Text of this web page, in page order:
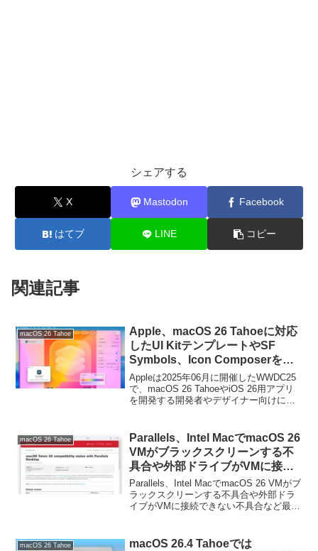
シェアする
X Mastodon Facebook
はてブ LINE コピー
関連記事
macOS 26 Tahoe
Apple、macOS 26 Tahoeに対応
したUI KitテンプレートやSF
Symbols、Icon Composerをマ
イナーアップデート。
Appleは2025年06月に開催したWWDC25
で、macOS 26 TahoeやiOS 26用アプリ
を開発する開発者やデザイナー向けに、
Icon Composerを公開しましたが、これ
らがマイナーアップデートされていま
す。
macOS 26 Tahoe
Parallels、Intel MacでmacOS 26
VMがブラックスクリーンする不
具合や外部ドライブがVMに接続
できない不具合など最新の
Parallels Desktop 26とmacOS
26 Tahoe Betaで発生している不
Parallels、Intel MacでmacOS 26 VMがブ
ラックスクリーンする不具合や外部ドラ
イブがVMに接続できない不具合など最新
開。
macOS 26 Tahoe
macOS 26.4 Tahoeでは